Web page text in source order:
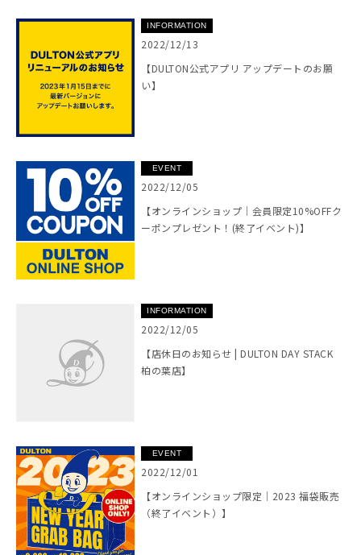
INFORMATION
2022/12/13
【DULTON公式アプリ アップデートのお願
い】
EVENT
2022/12/05
【オンラインショップ｜会員限定10%OFFク
ーポンプレゼント！(終了イベント)】
INFORMATION
2022/12/05
【店休日のお知らせ | DULTON DAY STACK
柏の葉店】
EVENT
2022/12/01
【オンラインショップ限定｜2023 福袋販売
（終了イベント）】